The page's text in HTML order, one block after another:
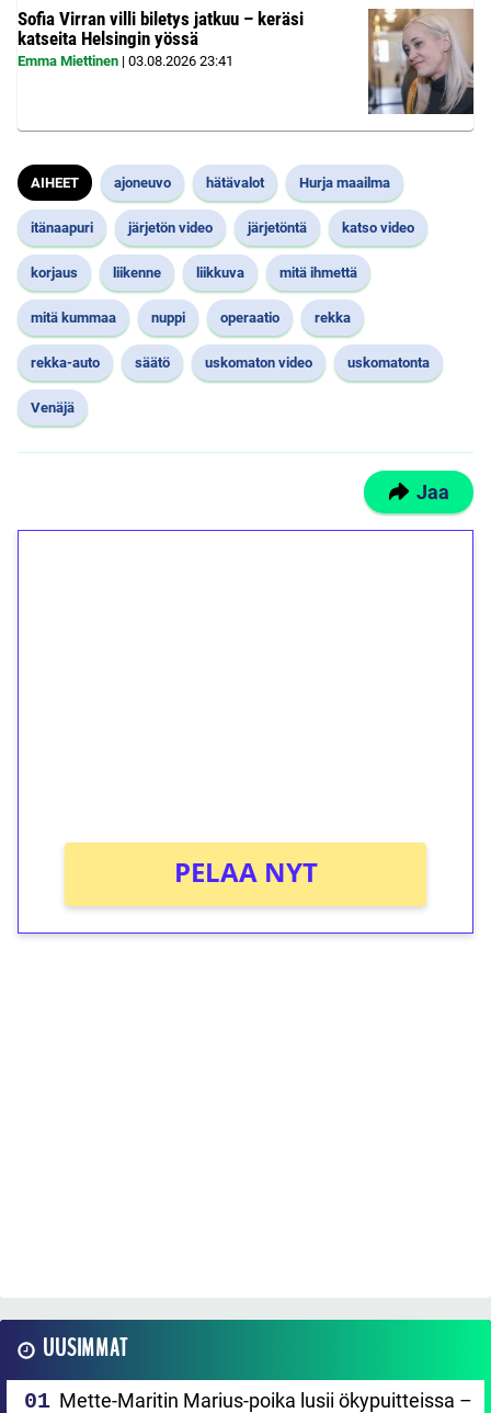
Sofia Virran villi biletys jatkuu – keräsi
katseita Helsingin yössä
Emma Miettinen | 03.08.2026 23:41
AIHEET ajoneuvo hätävalot Hurja maailma
itänaapuri järjetön video järjetöntä katso video
korjaus liikenne liikkuva mitä ihmettä
mitä kummaa nuppi operaatio rekka
rekka-auto säätö uskomaton video uskomatonta
Venäjä
Jaa
PELAA NYT
UUSIMMAT
Mette-Maritin Marius-poika lusii ökypuitteissa –